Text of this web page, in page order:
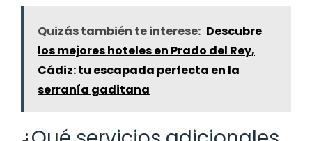
Quizás también te interese: Descubre
los mejores hoteles en Prado del Rey,
Cádiz: tu escapada perfecta en la
serranía gaditana